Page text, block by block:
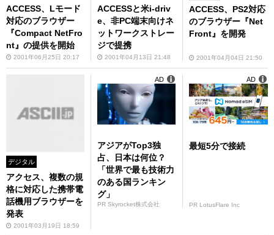
ACCESS、Lモード
対応のブラウザー
『Compact NetFro
nt』の提供を開始
2001年06月25日 20:17
ACCESSと米i-driv
e、非PC端末向けネ
ットワークストレー
ジで提携
2001年04月13日 21:48
ACCESS、PS2対応
のブラウザー『Net
Front』を開発
2001年04月04日 21:50
デジタル
アクセス、複数の規
格に対応した携帯電
話機用ブラウザーを
発表
2001年03月19日 18:59
アジアがTop3独
占、日本は何位？
「世界で最も技術力
のある国ランキン
グ」
PR Skyrocket株式会社
AD
最短5分で接続
PR LotusFlare Inc
AD